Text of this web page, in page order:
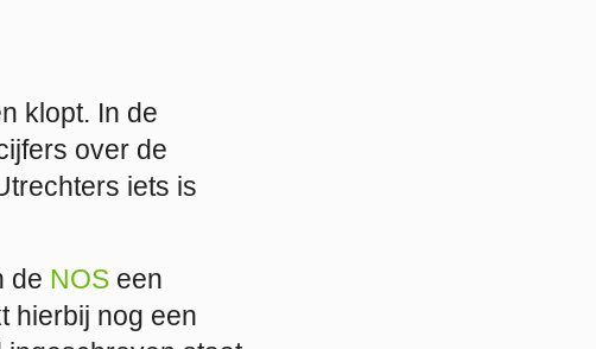
klopt. In de
over de
iets is
de NOS een
hierbij nog een